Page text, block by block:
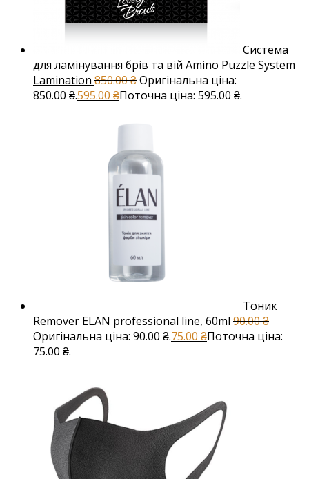
Система
для ламінування брів та вій Amino Puzzle System
Lamination 850.00₴Оригінальна ціна:
850.00 ₴.595.00 ₴Поточна ціна: 595.00 ₴.
Тоник
Remover ELAN professional line, 60ml 90.00₴
Оригінальна ціна: 90.00 ₴.75.00 ₴Поточна ціна:
75.00 ₴.